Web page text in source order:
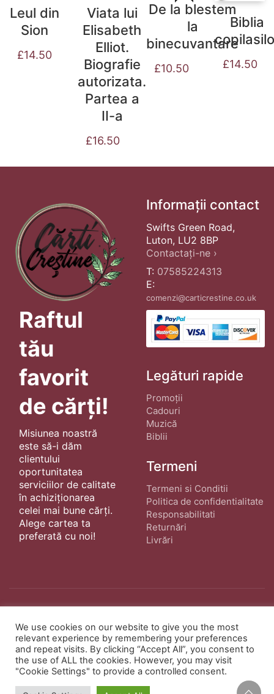
Leul din
Sion
£14.50
Viata lui
Elisabeth
Elliot.
Biografie
autorizata.
Partea a
II-a
£16.50
De la blestem
la
binecuvantare
£10.50
Biblia
£14.50
Raftul
tău
favorit
de cărți!
Misiunea noastră
este să-i dăm
clientului
oportunitatea
serviciilor de calitate
în achiziționarea
celei mai bune cărți.
Alege cartea ta
preferată cu noi!
Informații contact
Swifts Green Road,
Luton, LU2 8BP
Contactați-ne ›
T: 07585224313
E:
comenzi@carticrestine.co.uk
Legături rapide
Promoții
Cadouri
Muzică
Biblii
Termeni
Termeni si Conditii
Politica de confidentialitate
Responsabilitati
Returnări
Livrări
© Copyright 2022 ·Cărți Creștine| Creat de
wphostee.uk· Toate Drepturile Rezervate
We use cookies on our website to give you the most
relevant experience by remembering your preferences
and repeat visits. By clicking “Accept All”, you consent to
the use of ALL the cookies. However, you may visit
"Cookie Settings" to provide a controlled consent.